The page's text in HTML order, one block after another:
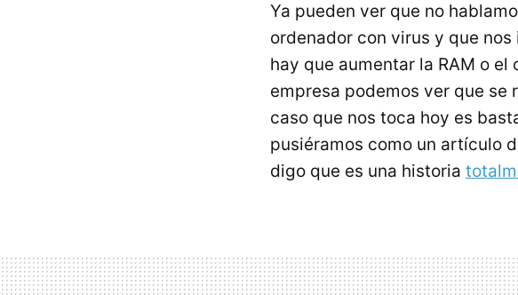
Ya pueden ver que no
ordenador con virus y que
hay que aumentar la RAM o el
empresa podemos ver que se
caso que nos toca hoy es
pusiéramos como un artículo
digo que es una historia